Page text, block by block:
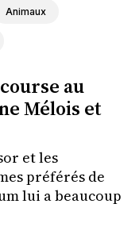
Animaux
au
Mélois et
et les
lui a beaucoup